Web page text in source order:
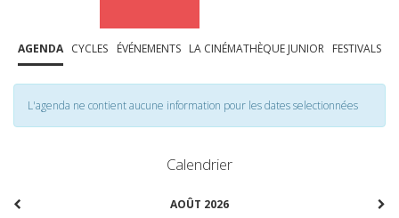
AGENDA CYCLES ÉVÉNEMENTS LA CINÉMATHÈQUE JUNIOR FESTIVALS
L'agenda ne contient aucune information pour les dates selectionnées
Calendrier
AOÛT 2026